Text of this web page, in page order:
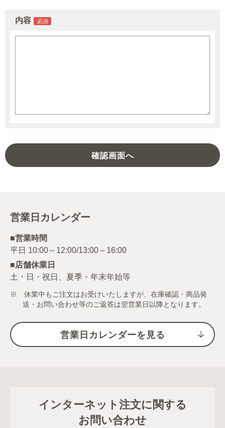
内容
営業日カレンダー
■営業時間
■店舗休業日
土・日・祝日、夏季・年末年始等
※ 休業中もご注文はお受けいたしますが、在庫確認・商品発
送・お問い合わせ等のご返答は翌営業日以降となります。
営業日カレンダーを見る
インターネット注文に関する
お問い合わせ